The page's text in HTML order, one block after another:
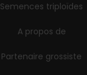
Semences triploïdes
A propos de
Partenaire grossiste